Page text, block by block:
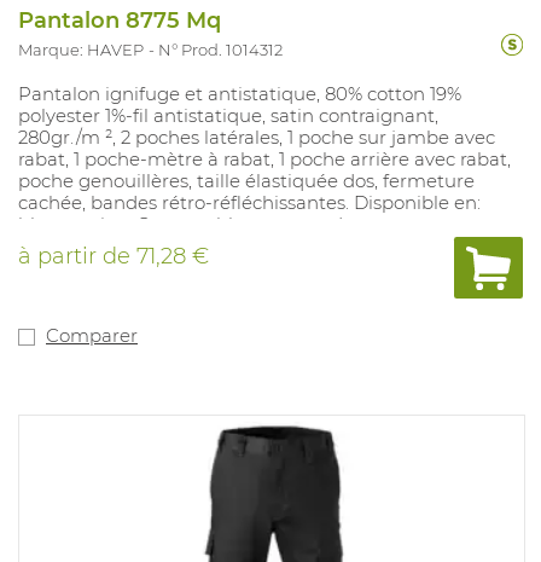
Pantalon 8775 Mq
Marque: HAVEP N° Prod. 1014312
Pantalon ignifuge et antistatique, 80% cotton 19%
polyester 1%-fil antistatique, satin contraignant,
280gr./m ², 2 poches latérales, 1 poche sur jambe avec
rabat, 1 poche-mètre à rabat, 1 poche arrière avec rabat,
poche genouillères, taille élastiquée dos, fermeture
cachée, bandes rétro-réfléchissantes. Disponible en:
bleu marine. Convenable pour: soudage.
à partir de 71,28 €
Comparer